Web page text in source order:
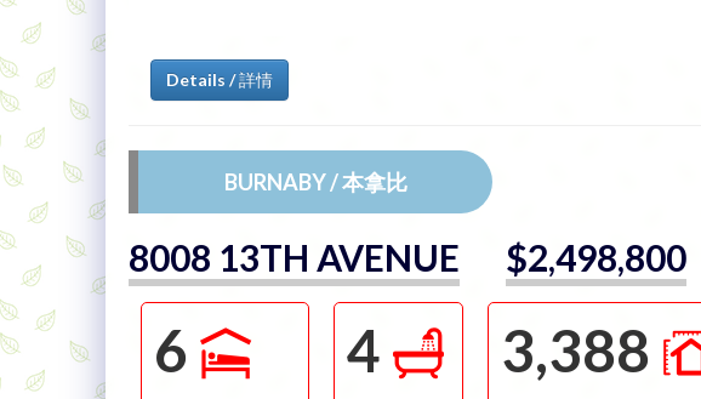
Details / 詳情
BURNABY / 本拿比
8008 13TH AVENUE $2,498,800
6 4 3,388